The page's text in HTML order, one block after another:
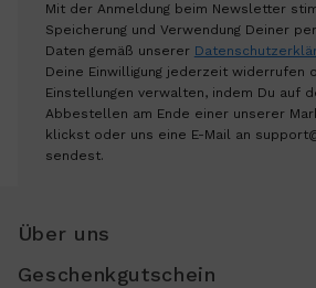
Mit der Anmeldung beim Newsletter
Speicherung und Verwendung Deiner
Daten gemäß unserer
Deine Einwilligung jederzeit widerrufen
Einstellungen verwalten, indem Du auf
Abbestellen am Ende einer unserer
klickst oder uns eine E-Mail an
sendest.
Über uns
Geschenkgutschein